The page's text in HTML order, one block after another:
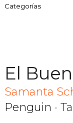
Categorías
El
Samanta
Penguin ·